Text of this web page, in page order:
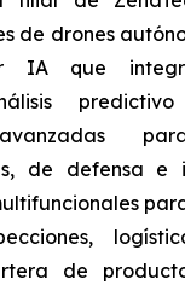
de drones
IA que
de defensa e
de